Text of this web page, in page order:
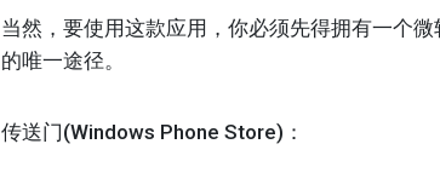
当然，要使用这款应用，你必须先得拥有一个
的唯一途径。
传送门(Windows Phone Store)：